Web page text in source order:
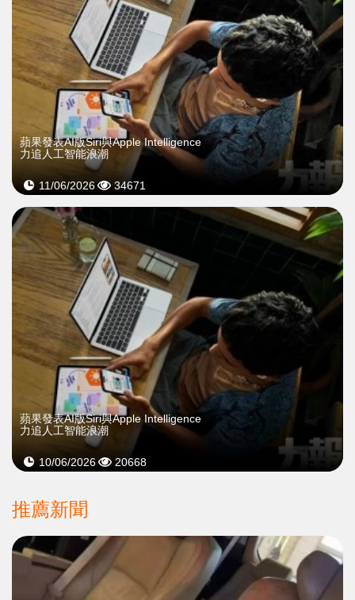
蘋果發表AI版Siri與Apple Intelligence
力追人工智能浪潮
11/06/2026 34671
蘋果發表AI版Siri與Apple Intelligence
力追人工智能浪潮
10/06/2026 20668
推薦新聞